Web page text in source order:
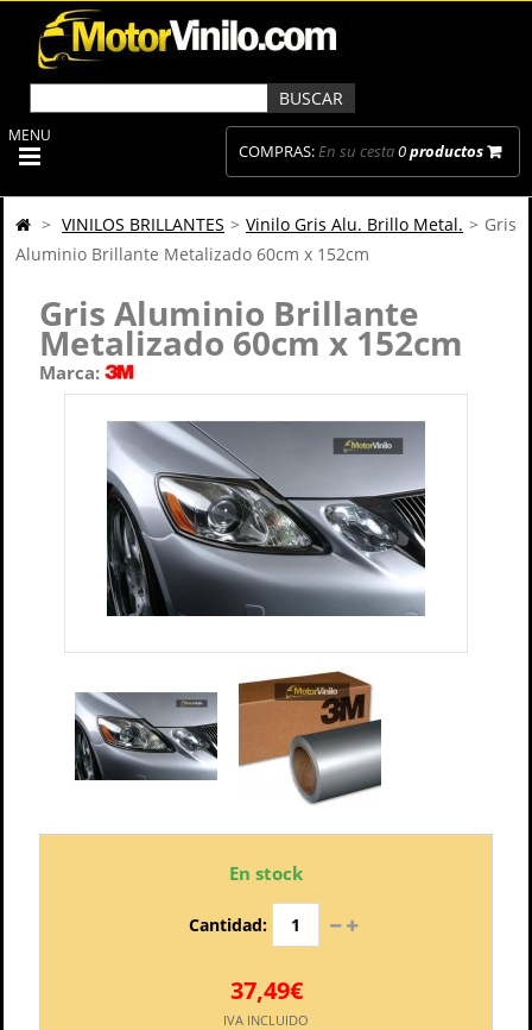
COMPRAS:En su cesta0productos
MENU
> VINILOS BRILLANTES > Vinilo Gris Alu. Brillo Metal. > Gris
Aluminio Brillante Metalizado 60cm x 152cm
Gris Aluminio Brillante
Metalizado 60cm x 152cm
Marca:
En stock
Cantidad:
37,49€
IVA INCLUIDO